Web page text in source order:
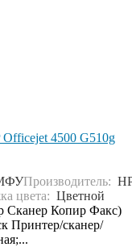
4500 G510g
Производитель:
цвета: Цветной
Сканер Копир Факс)
Принтер/сканер/